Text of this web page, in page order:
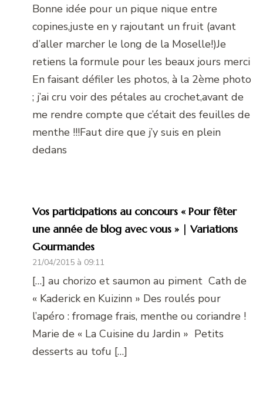
Bonne idée pour un pique nique entre
copines,juste en y rajoutant un fruit (avant
d’aller marcher le long de la Moselle!)Je
retiens la formule pour les beaux jours merci
En faisant défiler les photos, à la 2ème photo
; j’ai cru voir des pétales au crochet,avant de
me rendre compte que c’était des feuilles de
menthe !!!Faut dire que j’y suis en plein
dedans
Vos participations au concours « Pour fêter
une année de blog avec vous » | Variations
Gourmandes
21/04/2015 à 09:11
[…] au chorizo et saumon au piment Cath de
« Kaderick en Kuizinn » Des roulés pour
l’apéro : fromage frais, menthe ou coriandre !
Marie de « La Cuisine du Jardin » Petits
desserts au tofu […]